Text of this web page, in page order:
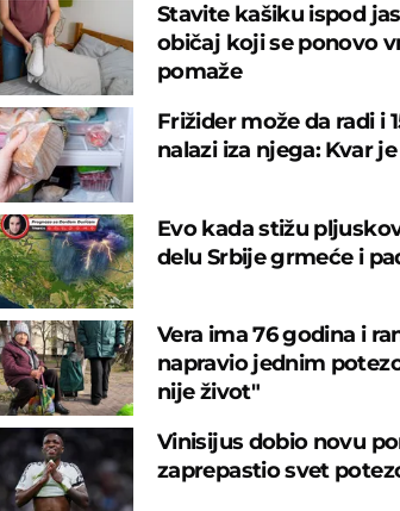
Stavite kašiku ispod
običaj koji se ponovo
pomaže
Frižider može da radi i
nalazi iza njega: Kvar
Evo kada stižu
delu Srbije grmeće i
Vera ima 76 godina i
napravio jednim
nije život"
Vinisijus dobio novu
zaprepastio svet